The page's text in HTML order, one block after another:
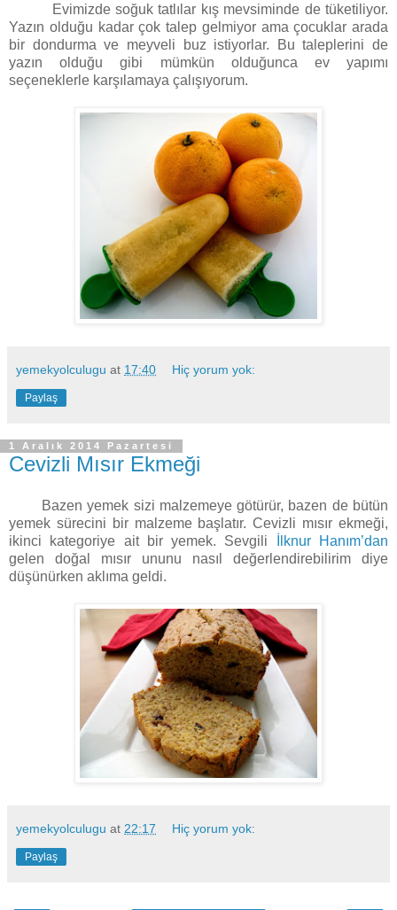
Evimizde soğuk tatlılar kış mevsiminde de tüketiliyor.
Yazın olduğu kadar çok talep gelmiyor ama çocuklar arada
bir dondurma ve meyveli buz istiyorlar. Bu taleplerini de
yazın olduğu gibi mümkün olduğunca ev yapımı
seçeneklerle karşılamaya çalışıyorum.
yemekyolculugu at 17:40 Hiç yorum yok:
Paylaş
1 Aralık 2014 Pazartesi
Cevizli Mısır Ekmeği
Bazen yemek sizi malzemeye götürür, bazen de bütün
yemek sürecini bir malzeme başlatır. Cevizli mısır ekmeği,
ikinci kategoriye ait bir yemek. Sevgili
İlknur Hanım’dan
gelen doğal mısır ununu nasıl değerlendirebilirim diye
düşünürken aklıma geldi.
yemekyolculugu at 22:17 Hiç yorum yok:
Paylaş